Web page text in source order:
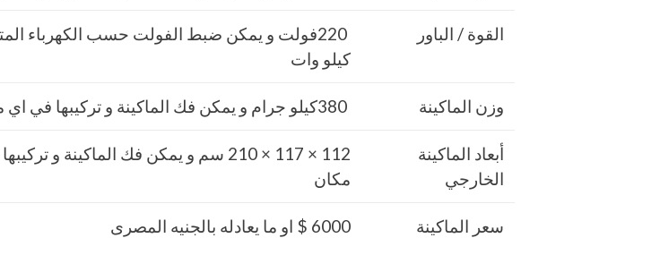
القوة / الباور
كيلو وات
وزن الماكينة
أبعاد الماكينة
الخارجي
112 × 117 × 210 سم و يمكن فك الماكينة و
مكان
سعر الماكينة 6000 $ او ما يعادله بالجنيه المصرى